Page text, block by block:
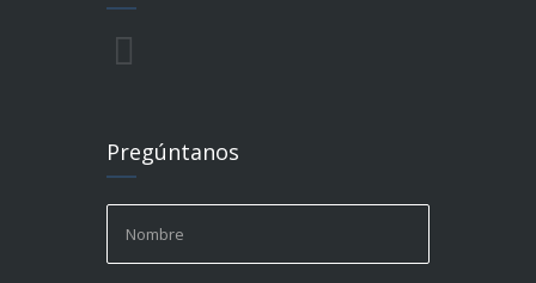
Pregúntanos